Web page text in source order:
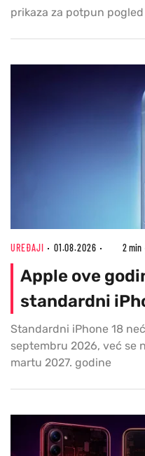
prikaza za potpun
UREĐAJI 01.08.2026 2 min
Apple ove
standardni
Standardni iPhone 18
septembru 2026, već se
martu 2027. godine